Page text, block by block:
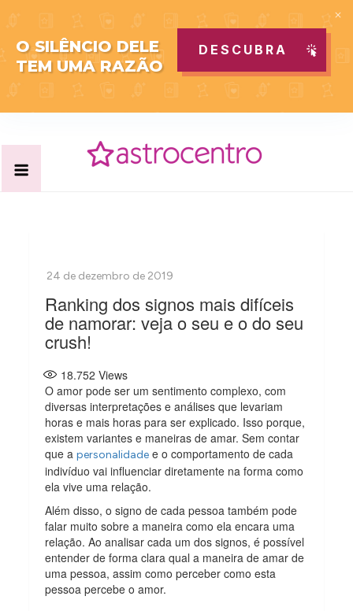
Blog Astrocentro
Ranking dos signos mais difíceis
de namorar: veja o seu e o do seu
crush!
18.752 Views
O amor pode ser um sentimento complexo, com
diversas interpretações e análises que levariam
horas e mais horas para ser explicado. Isso porque,
existem variantes e maneiras de amar. Sem contar
que apersonalidade e o comportamento de cada
indivíduo vai influenciar diretamente na forma como
ela vive uma relação.
Além disso, o signo de cada pessoa também pode
falar muito sobre a maneira como ela encara uma
relação. Ao analisar cada um dos signos, é possível
entender de forma clara qual a maneira de amar de
uma pessoa, assim como perceber como esta
pessoa percebe o amor.
O SILÊNCIO DELE
TEM UMA RAZÃO
DESCUBRA